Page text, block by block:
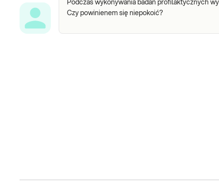
Podczas wykonywania badań profilaktycznych
Czy powinienem się niepokoić?